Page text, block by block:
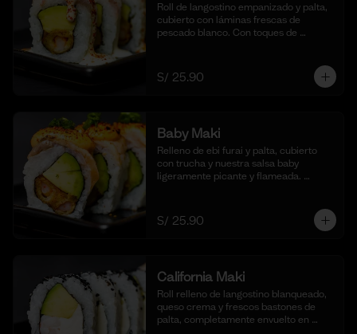
Roll de langostino empanizado y palta,
cubierto con láminas frescas de
pescado blanco. Con toques de
acevichada. (10 cortes).
S/ 25.90
Baby Maki
Relleno de ebi furai y palta, cubierto
con trucha y nuestra salsa baby
ligeramente picante y flameada.
S/ 25.90
California Maki
Roll relleno de langostino blanqueado,
queso crema y frescos bastones de
palta, completamente envuelto en